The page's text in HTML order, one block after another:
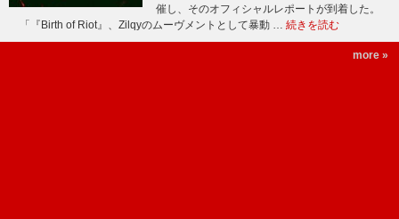
催し、そのオフィシャルレポートが到着した。
「『Birth of Riot』、Zilqyのムーヴメントとして暴動 … 続きを読む
more »